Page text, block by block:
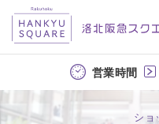
営業時間
ショ